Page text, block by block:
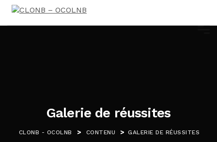
Galerie de réussites
CLONB - OCOLNB > CONTENU > GALERIE DE RÉUSSITES